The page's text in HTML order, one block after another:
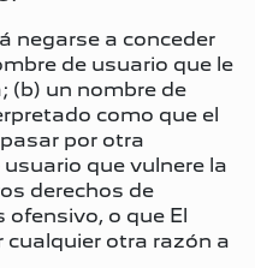
negarse a conceder
de usuario que le
(b) un nombre de
como que el
por otra
que vulnere la
derechos de
ofensivo, o que El
cualquier otra razón a